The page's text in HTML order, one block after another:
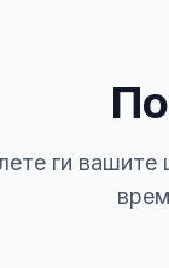
ги вашите